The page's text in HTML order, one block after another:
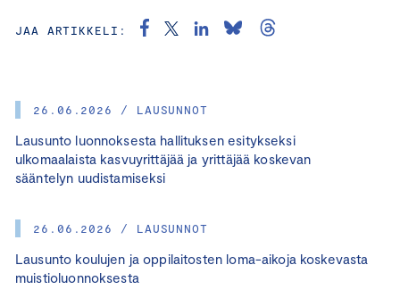
26.06.2026 / LAUSUNNOT
Lausunto luonnoksesta hallituksen esitykseksi
ulkomaalaista kasvuyrittäjää ja yrittäjää koskevan
sääntelyn uudistamiseksi
26.06.2026 / LAUSUNNOT
Lausunto koulujen ja oppilaitosten loma-aikoja koskevasta
muistioluonnoksesta
JAA ARTIKKELI: